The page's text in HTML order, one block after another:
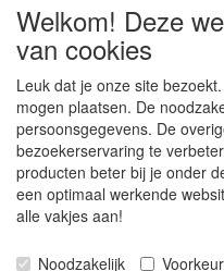
Algemene voorwaarden
Over ons.
Privacyverklaring
Microschroeven.nl
Welkom! Deze
van cookies
Leuk dat je onze site
mogen plaatsen. De
persoonsgegevens. De
bezoekerservaring te
producten beter bij je onder
een optimaal werkende
alle vakjes aan!
Noodzakelijk